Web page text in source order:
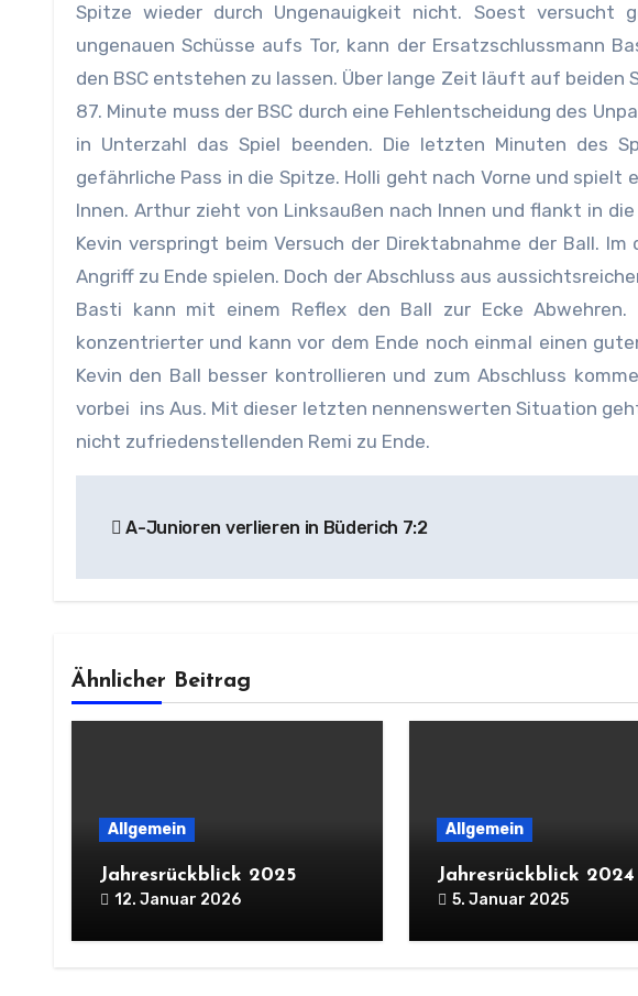
Spitze wieder durch Ungenauigkeit nicht. Soest versucht
ungenauen Schüsse aufs Tor, kann der Ersatzschlussmann
den BSC entstehen zu lassen. Über lange Zeit läuft auf
87. Minute muss der BSC durch eine Fehlentscheidung des
in Unterzahl das Spiel beenden. Die letzten Minuten des
gefährliche Pass in die Spitze. Holli geht nach Vorne und spielt
Innen. Arthur zieht von Linksaußen nach Innen und flankt in
Kevin verspringt beim Versuch der Direktabnahme der Ball.
Angriff zu Ende spielen. Doch der Abschluss aus
Basti kann mit einem Reflex den Ball zur Ecke
konzentrierter und kann vor dem Ende noch einmal einen
Kevin den Ball besser kontrollieren und zum Abschluss
vorbei ins Aus. Mit dieser letzten nennenswerten Situation
nicht zufriedenstellenden Remi zu Ende.
A-Junioren verlieren in Büderich 7:2
Ähnlicher Beitrag
Allgemein
Jahresrückblick 2025
12. Januar 2026
Allgemein
Jahresrückblick 2024
5. Januar 2025